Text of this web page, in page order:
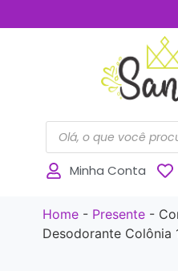
Minha Conta
Home- Presente-
Desodorante Colônia